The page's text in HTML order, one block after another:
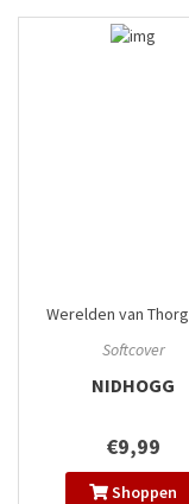
Werelden van
Softcover
NIDHOGG
€9,99
Shoppen